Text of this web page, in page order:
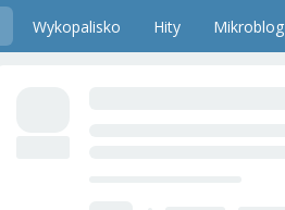
Wykopalisko Hity Mikroblog